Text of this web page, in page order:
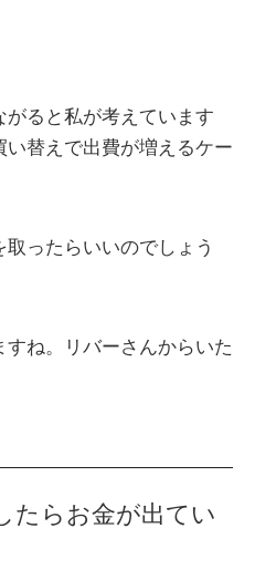
がると私が考えています
替えで出費が増えるケー
ったらいいのでしょう
ね。リバーさんからいた
たらお金が出てい